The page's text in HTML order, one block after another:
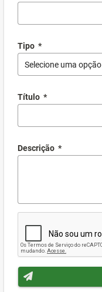
Tipo *
Selecione uma opção
Título *
Descrição *